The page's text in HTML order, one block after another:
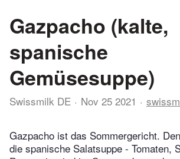
Gazpacho (kalte,
spanische
Gemüsesuppe)
Swissmilk DE Nov 25 2021
Gazpacho ist das Sommergericht.
die spanische Salatsuppe - Tomaten,